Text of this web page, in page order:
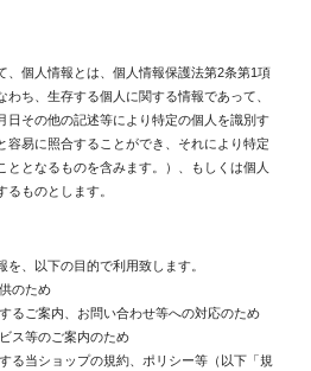
、個人情報とは、個人情報保護法第2条第1項
ち、生存する個人に関する情報であって、
日その他の記述等により特定の個人を識別す
容易に照合することができ、それにより特定
ととなるものを含みます。）、もしくは個人
ものとします。
、以下の目的で利用致します。
のため
るご案内、お問い合わせ等への対応のため
ス等のご案内のため
る当ショップの規約、ポリシー等（以下「規